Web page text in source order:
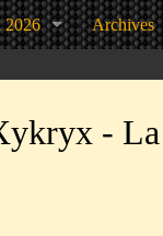
2026 Archives
- La